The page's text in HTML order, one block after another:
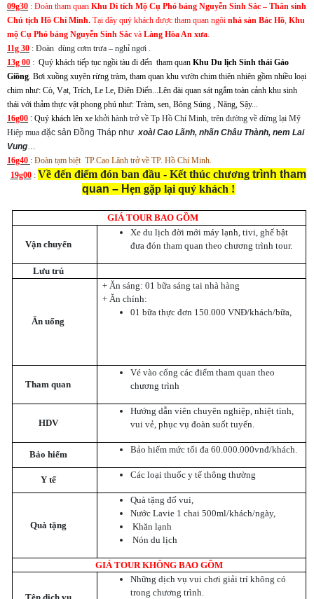
09g30 : Đoàn tham quan Khu Di tích Mộ Cụ Phó bảng Nguyễn Sinh Sắc – Thân sinh
Chủ tịch Hồ Chí Minh. Tại đây quý khách được tham quan ngôi nhà sàn Bác Hồ Khu
mộ Cụ Phó bảng Nguyễn Sinh Sắc và Làng Hòa An xưa
11g 30 : Đoàn dùng cơm trưa – nghỉ ngơi .
13g 00 : Quý khách tiếp tục ngồi tàu đi đến tham quan Khu Du lịch Sinh thái Gáo
Giồng . Bơi xuồng xuyên rừng tràm, tham quan khu vườn chim thiên nhiên gồm nhiều loại
chim như: Cò, Vạt, Trích, Le Le, Điên Điển...Lên đài quan sát ngắm toàn cảnh khu sinh
thái với thảm thực vật phong phú như: Tràm, sen, Bông Súng , Năng, Sậy...
16g00 : Quý khách lên xe khởi hành trở về Tp Hồ Chí Minh, trên đường về dừng lại Mỹ
Hiệp mua đặc sản Đồng Tháp như xoài Cao Lãnh, nhãn Châu Thành, nem Lai
Vung
16g40 : Đoàn tạm biệt TP.Cao Lãnh trở về TP. Hồ Chí Minh.
19g00: Về đến điểm đón ban đầu - Kết thúc chươngtrình tham
quan – Hẹn gặp lại quý khách !
GIÁ TOUR BAO GỒM
Vận chuyển
Xe du lịch đời mới máy lạnh, tivi, ghế bật
đưa đón tham quan theo chương trình tour.
Lưu trú
Ăn uống
+ Ăn sáng: 01 bữa sáng tai nhà hàng
+ Ăn chính:
01 bữa thực đơn 150.000 VNĐ/khách/bữa,
Tham quan
Vé vào cổng các điểm tham quan theo
chương trình
HDV
Hướng dẫn viên chuyên nghiệp, nhiệt tình,
vui vẻ, phục vụ đoàn suốt tuyến.
Bảo hiểm Bảo hiểm mức tối đa 60.000.000vnđ/khách.
Y tế Các loại thuốc y tế thông thường
Quà tặng
Quà tặng đố vui,
Nước Lavie 1 chai 500ml/khách/ngày,
Khăn lạnh
Nón du lịch
GIÁ TOUR KHÔNG BAO GỒM
Những dịch vụ vui chơi giải trí không có
trong chương trình.